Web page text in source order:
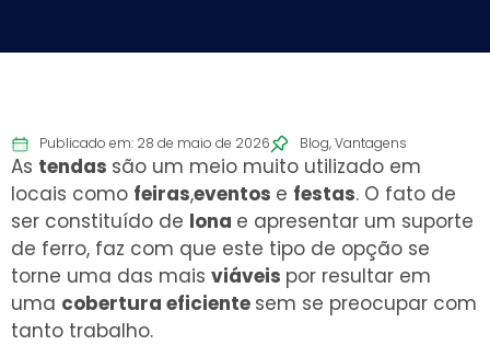
Publicado em: 28 de maio de 2026 Blog,Vantagens
As tendas são um meio muito utilizado em
locais como feiras,eventos e festas. O fato de
ser constituído de lona e apresentar um suporte
de ferro, faz com que este tipo de opção se
torne uma das mais viáveis por resultar em
uma cobertura eficiente sem se preocupar com
tanto trabalho.